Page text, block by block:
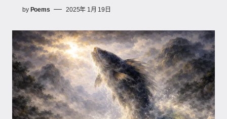
by Poems 2025年 1月 19日